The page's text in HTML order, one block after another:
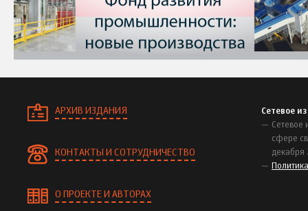
АРХИВ ИЗДАНИЯ
КОНТАКТЫ И СОТРУДНИЧЕСТВО
О ПРОЕКТЕ И АВТОРАХ
Сетевое
Сетевое
сфере
декабря